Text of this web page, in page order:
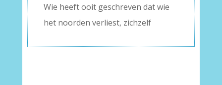
Wie heeft ooit geschreven dat wie
het noorden verliest, zichzelf